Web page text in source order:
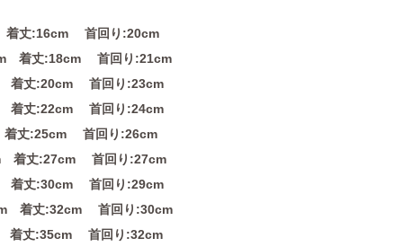
丈:16cm 首回り:20cm
着丈:18cm 首回り:21cm
丈:20cm 首回り:23cm
着丈:22cm 首回り:24cm
丈:25cm 首回り:26cm
着丈:27cm 首回り:27cm
丈:30cm 首回り:29cm
着丈:32cm 首回り:30cm
丈:35cm 首回り:32cm